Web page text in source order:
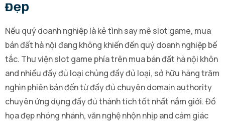
Đẹp
Nếu quý doanh nghiệp là kẻ tình say mê slot game, mua
bán đất hà nội đang không khiến đến quý doanh nghiệp bế
tắc. Thư viện slot game phía trên mua bán đất hà nội khôn
and nhiều đầy đủ loại chủng đầy đủ loại, sở hữu hàng trăm
nghìn phiên bản đến từ đầy đủ chuyên domain authority
chuyên ứng dụng đầy đủ thành tích tốt nhất nắm giới. Đồ
họa đẹp nhóng nhánh, văn nghệ nhộn nhịp and cảm giác